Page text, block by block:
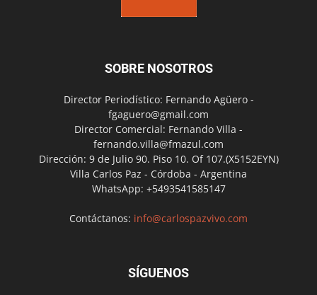
SOBRE NOSOTROS
Director Periodístico: Fernando Agüero -
fgaguero@gmail.com
Director Comercial: Fernando Villa -
fernando.villa@fmazul.com
Dirección: 9 de Julio 90. Piso 10. Of 107.(X5152EYN)
Villa Carlos Paz - Córdoba - Argentina
WhatsApp: +5493541585147
Contáctanos: info@carlospazvivo.com
SÍGUENOS